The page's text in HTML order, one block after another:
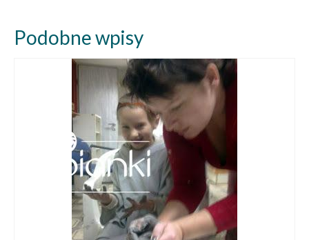
Podobne wpisy